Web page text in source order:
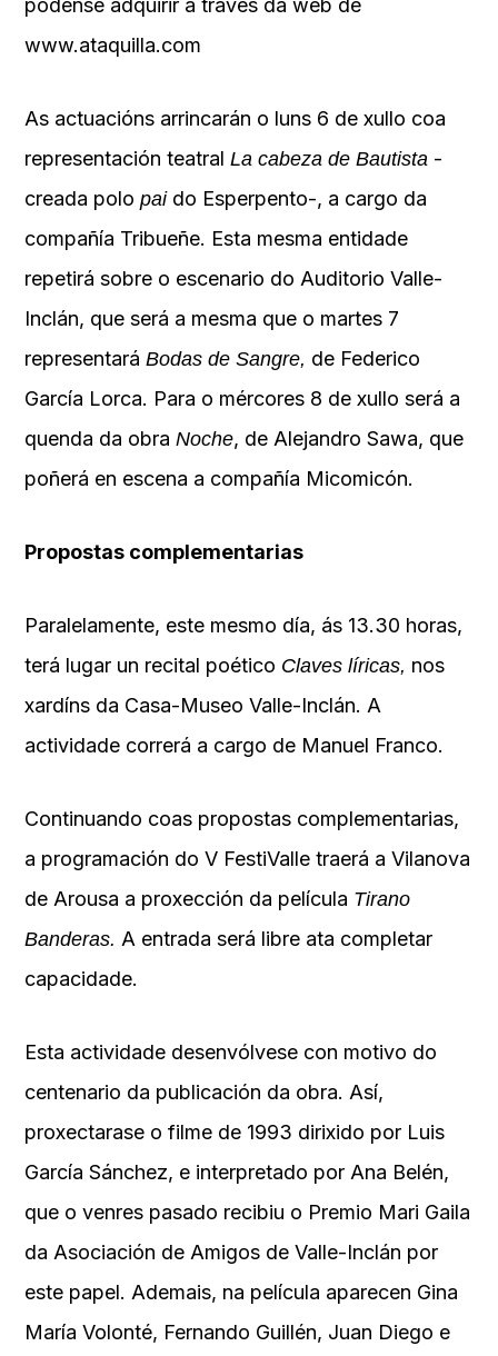
pódense adquirir a través da web de
www.ataquilla.com
As actuacións arrincarán o luns 6 de xullo coa
representación teatralLa cabeza de Bautista -
creada polopai do Esperpento-, a cargo da
compañía Tribueñe. Esta mesma entidade
repetirá sobre o escenario do Auditorio Valle-
Inclán, que será a mesma que o martes 7
representaráBodas de Sangre, de Federico
García Lorca. Para o mércores 8 de xullo será a
quenda da obraNoche, de Alejandro Sawa, que
poñerá en escena a compañía Micomicón.
Propostas complementarias
Paralelamente, este mesmo día, ás 13.30 horas,
terá lugar un recital poético Claves líricas, nos
xardíns da Casa-Museo Valle-Inclán. A
actividade correrá a cargo de Manuel Franco.
Continuando coas propostas complementarias,
a programación do V FestiValle traerá a Vilanova
de Arousa a proxección da película Tirano
Banderas. A entrada será libre ata completar
capacidade.
Esta actividade desenvólvese con motivo do
centenario da publicación da obra. Así,
proxectarase o filme de 1993 dirixido por Luis
García Sánchez, e interpretado por Ana Belén,
que o venres pasado recibiu o Premio Mari Gaila
da Asociación de Amigos de Valle-Inclán por
este papel. Ademais, na película aparecen Gina
María Volonté, Fernando Guillén, Juan Diego e